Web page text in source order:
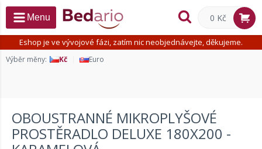
Eshop je ve vývojové fázi, zatím nic neobjednávejte, děkujeme.
Výběr měny: Kč Euro
Menu 0 Kč
OBOUSTRANNÉ MIKROPLYŠOVÉ
PROSTĚRADLO DELUXE 180X200 -